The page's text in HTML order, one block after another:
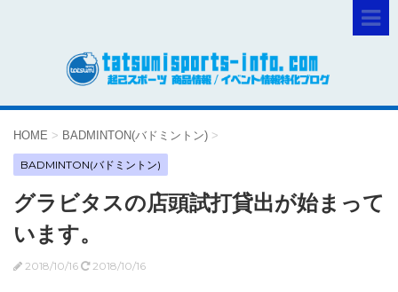
HOME > BADMINTON(バドミントン) >
BADMINTON(バドミントン)
グラビタスの店頭試打貸出が始まって
います。
2018/10/16 2018/10/16